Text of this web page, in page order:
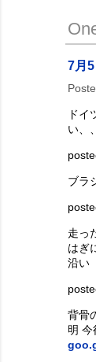
7月
ドイ
い、
ブラ
走っ
はぎ
沿い
背骨
明